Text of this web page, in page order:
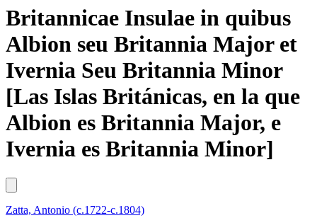
Britannicae Insulae in quibus
Albion seu Britannia Major et
Ivernia Seu Britannia Minor
[Las Islas Británicas, en la que
Albion es Britannia Major, e
Ivernia es Britannia Minor]
Zatta, Antonio (c.1722-c.1804)